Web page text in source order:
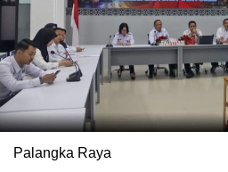
Palangka Raya